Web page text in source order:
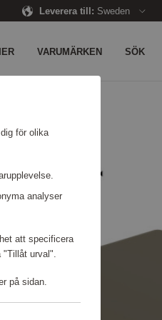
Leverera till: Sweden
VARUMÄRKEN SÖK
för olika
analyser
att specificera
"Tillåt urval".
på sidan.